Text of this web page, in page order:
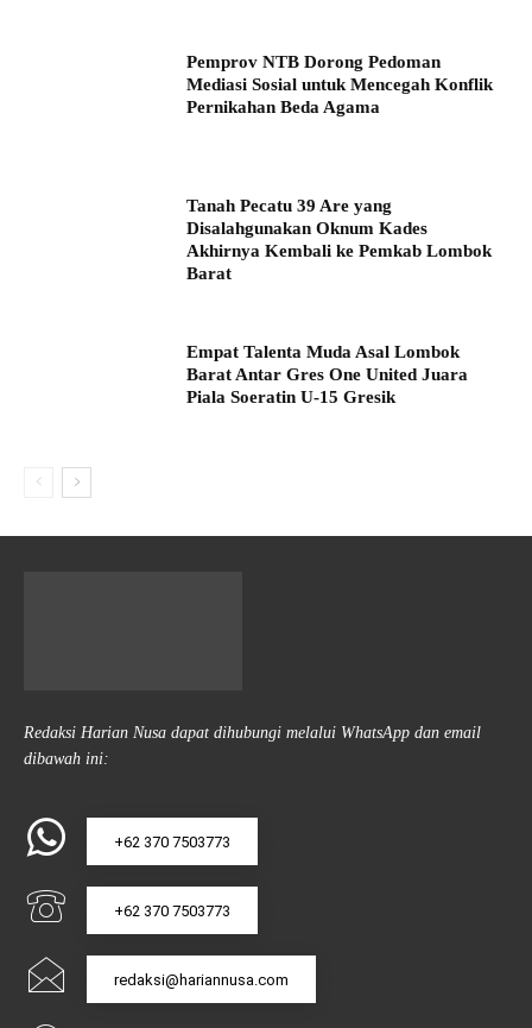
Pemprov NTB Dorong Pedoman
Mediasi Sosial untuk Mencegah Konflik
Pernikahan Beda Agama
Tanah Pecatu 39 Are yang
Disalahgunakan Oknum Kades
Akhirnya Kembali ke Pemkab Lombok
Barat
Empat Talenta Muda Asal Lombok
Barat Antar Gres One United Juara
Piala Soeratin U-15 Gresik
Redaksi Harian Nusa dapat dihubungi melalui WhatsApp dan email
dibawah ini:
+62 370 7503773
+62 370 7503773
redaksi@hariannusa.com